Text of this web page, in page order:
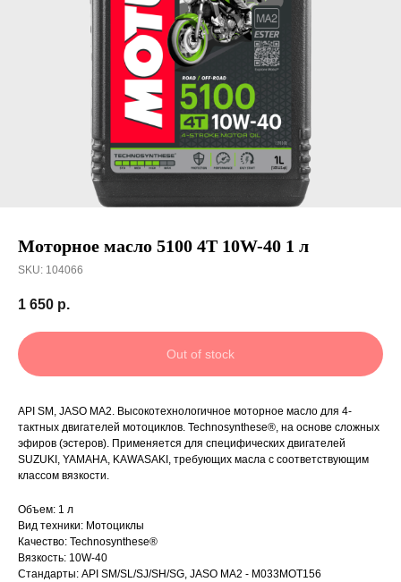
Получить скидку
Моторное масло 5100 4T 10W-40 1 л
SKU: 104066
1 650 р.
Out of stock
API SM, JASO MA2. Высокотехнологичное моторное масло для 4-
тактных двигателей мотоциклов. Technosynthese®, на основе сложных
эфиров (эстеров). Применяется для специфических двигателей
SUZUKI, YAMAHA, KAWASAKI, требующих масла с соответствующим
классом вязкости.
Объем: 1 л
Вид техники: Мотоциклы
Качество: Technosynthese®
Вязкость: 10W-40
Стандарты: API SM/SL/SJ/SH/SG, JASO MA2 - M033MOT156